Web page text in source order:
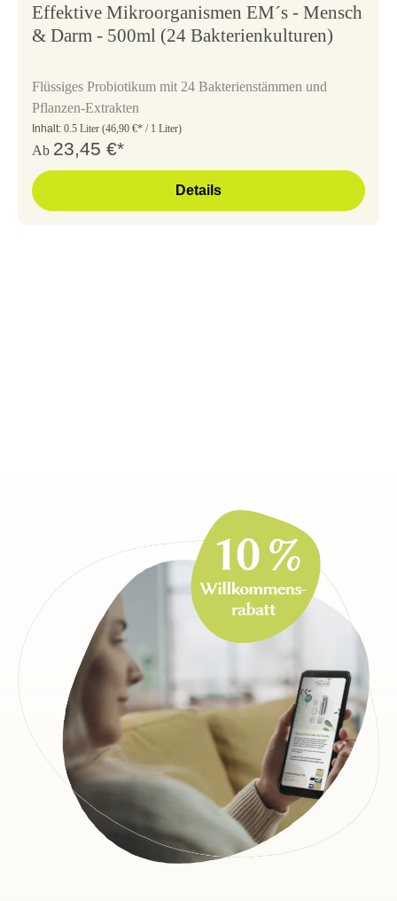
Effektive Mikroorganismen EM´s - Mensch
& Darm - 500ml (24 Bakterienkulturen)
Flüssiges Probiotikum mit 24 Bakterienstämmen und
Pflanzen-Extrakten
Inhalt: 0.5 Liter (46,90 €* / 1 Liter)
Ab 23,45 €*
Details